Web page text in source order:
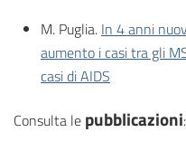
M. Puglia. In 4 anni
aumento i casi tra gli
casi di AIDS
Consulta le pubblicazioni: